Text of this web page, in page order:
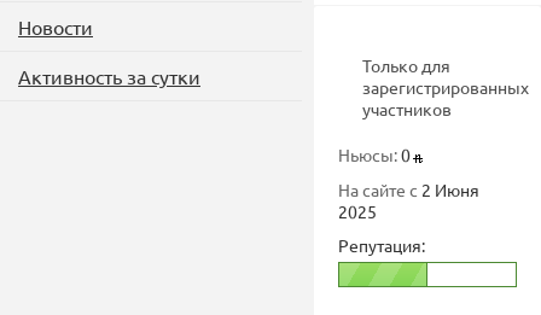
Новости
Активность за сутки
Только для
зарегистрированных
участников
Ньюсы:0
На сайте с 2 Июня
2025
Репутация: